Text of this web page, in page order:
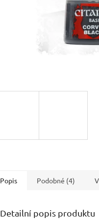
Popis Podobné (4)
Detailní popis produktu